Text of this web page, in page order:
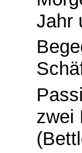
Jahr
zwei